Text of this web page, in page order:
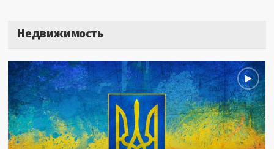
Недвижимость